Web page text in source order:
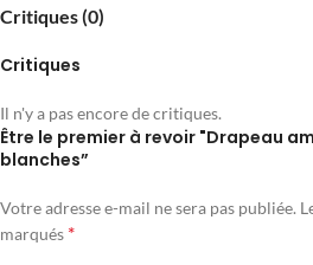
Critiques (0)
Critiques
Il n'y a pas encore de critiques.
Être le premier à revoir "Drapeau
blanches”
Votre adresse e-mail ne sera pas publiée.
marqués *